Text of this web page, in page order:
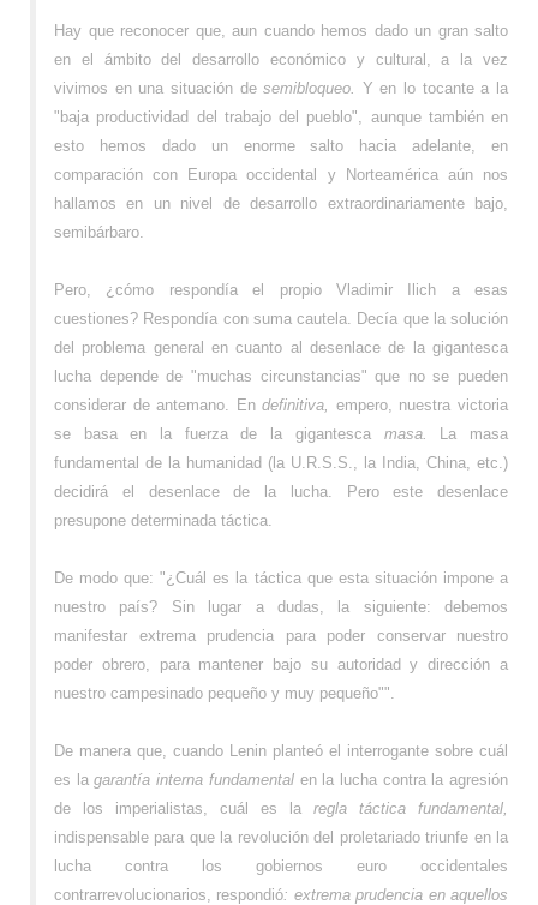
Hay que reconocer que, aun cuando hemos dado un gran salto
en el ámbito del desarrollo económico y cultural, a la vez
vivimos en una situación desemibloqueo. Y en lo tocante a la
"baja productividad del trabajo del pueblo", aunque también en
esto hemos dado un enorme salto hacia adelante, en
comparación con Europa occidental y Norteamérica aún nos
hallamos en un nivel de desarrollo extraordinariamente bajo,
semibárbaro.
Pero, ¿cómo respondía el propio Vladimir Ilich a esas
cuestiones? Respondía con suma cautela. Decía que la solución
del problema general en cuanto al desenlace de la gigantesca
lucha depende de "muchas circunstancias" que no se pueden
considerar de antemano. Endefinitiva, empero, nuestra victoria
se basa en la fuerza de la gigantesca masa. La masa
fundamental de la humanidad (la U.R.S.S., la India, China, etc.)
decidirá el desenlace de la lucha. Pero este desenlace
presupone determinada táctica.
De modo que: "¿Cuál es la táctica que esta situación impone a
nuestro país? Sin lugar a dudas, la siguiente: debemos
manifestar extrema prudencia para poder conservar nuestro
poder obrero, para mantener bajo su autoridad y dirección a
nuestro campesinado pequeño y muy pequeño"".
De manera que, cuando Lenin planteó el interrogante sobre cuál
es lagarantía interna fundamental en la lucha contra la agresión
de los imperialistas, cuál es la regla táctica fundamental,
indispensable para que la revolución del proletariado triunfe en la
lucha contra los gobiernos euro occidentales
contrarrevolucionarios, respondió: extrema prudencia en aquellos